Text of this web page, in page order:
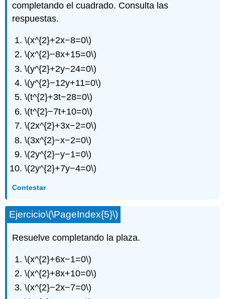
completando el cuadrado. Consulta las
respuestas.
\(x^{2}+2x−8=0\)
\(x^{2}−8x+15=0\)
\(y^{2}+2y−24=0\)
\(y^{2}−12y+11=0\)
\(t^{2}+3t−28=0\)
\(t^{2}−7t+10=0\)
\(2x^{2}+3x−2=0\)
\(3x^{2}−x−2=0\)
\(2y^{2}−y−1=0\)
\(2y^{2}+7y−4=0\)
Contestar
Ejercicio\(\PageIndex{5}\)
Resuelve completando la plaza.
\(x^{2}+6x−1=0\)
\(x^{2}+8x+10=0\)
\(x^{2}−2x−7=0\)